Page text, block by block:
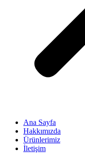
Ana Sayfa
Hakkımızda
Ürünlerimiz
İletişim